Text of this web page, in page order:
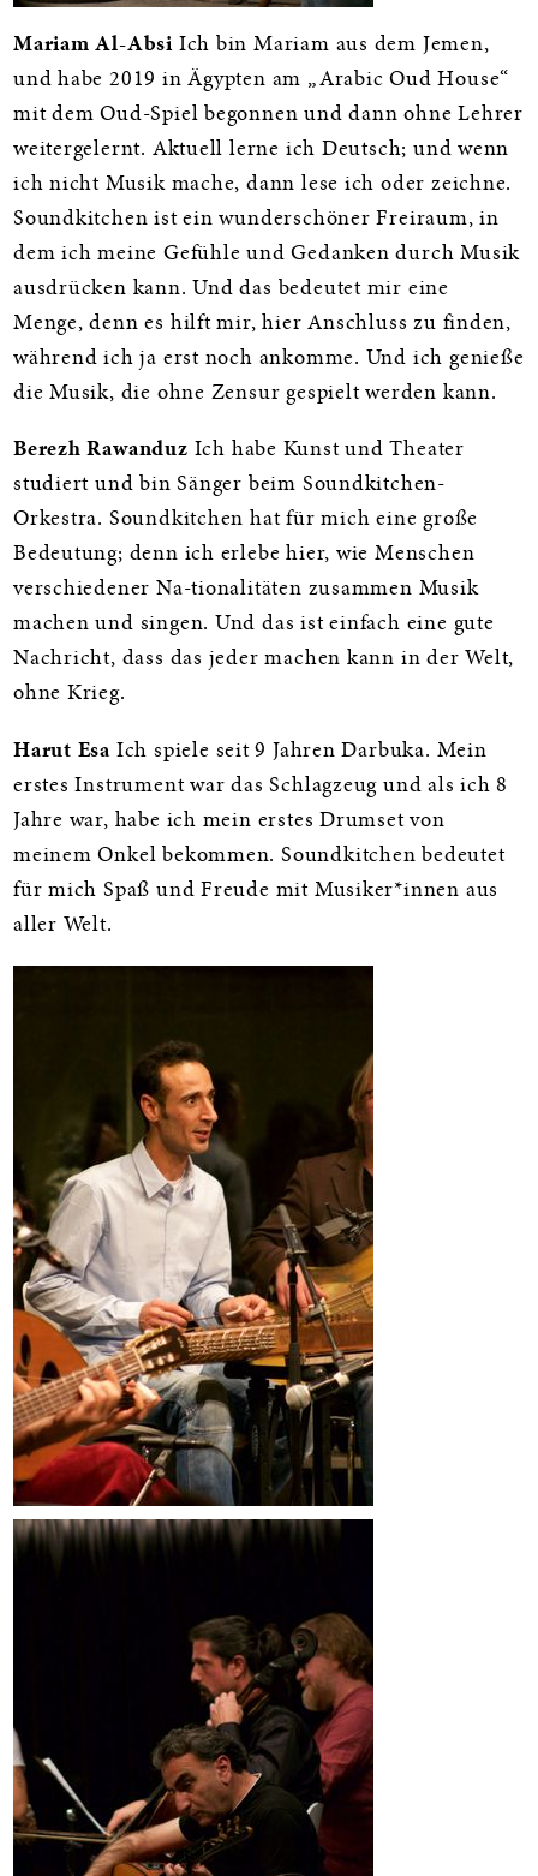
Mariam Al-Absi Ich bin Mariam aus dem Jemen,
und habe 2019 in Ägypten am „Arabic Oud House“
mit dem Oud-Spiel begonnen und dann ohne Lehrer
weitergelernt. Aktuell lerne ich Deutsch; und wenn
ich nicht Musik mache, dann lese ich oder zeichne.
Soundkitchen ist ein wunderschöner Freiraum, in
dem ich meine Gefühle und Gedanken durch Musik
ausdrücken kann. Und das bedeutet mir eine
Menge, denn es hilft mir, hier Anschluss zu finden,
während ich ja erst noch ankomme. Und ich genieße
die Musik, die ohne Zensur gespielt werden kann.
Berezh Rawanduz Ich habe Kunst und Theater
studiert und bin Sänger beim Soundkitchen-
Orkestra. Soundkitchen hat für mich eine große
Bedeutung; denn ich erlebe hier, wie Menschen
verschiedener Na-tionalitäten zusammen Musik
machen und singen. Und das ist einfach eine gute
Nachricht, dass das jeder machen kann in der Welt,
ohne Krieg.
Harut Esa Ich spiele seit 9 Jahren Darbuka. Mein
erstes Instrument war das Schlagzeug und als ich 8
Jahre war, habe ich mein erstes Drumset von
meinem Onkel bekommen. Soundkitchen bedeutet
für mich Spaß und Freude mit Musiker*innen aus
aller Welt.